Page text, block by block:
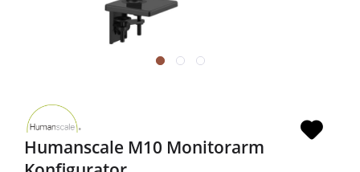
Humanscale M10 Monitorarm